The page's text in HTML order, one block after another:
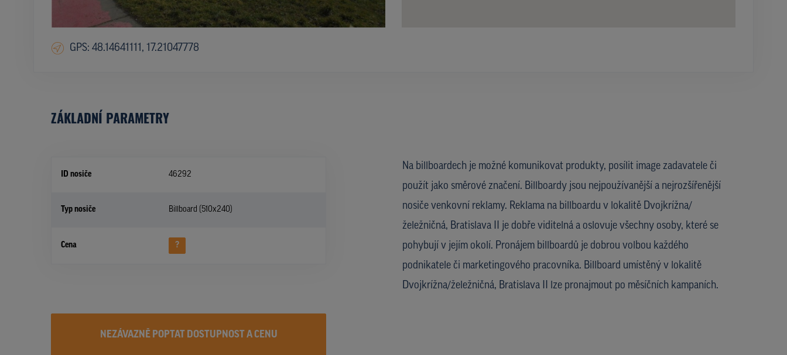
GPS: 48.14641111, 17.21047778
ZÁKLADNÍ PARAMETRY
ID nosiče 46292
Typ nosiče Billboard (510x240)
Cena ?
Na billboardech je možné komunikovat produkty, posílit image zadavatele či
použít jako směrové značení. Billboardy jsou nejpoužívanější a nejrozšířenější
nosiče venkovní reklamy. Reklama na billboardu v lokalitě Dvojkrížna/
želežničná, Bratislava II je dobře viditelná a oslovuje všechny osoby, které se
pohybují v jejím okolí. Pronájem billboardů je dobrou volbou každého
podnikatele či marketingového pracovníka. Billboard umístěný v lokalitě
Dvojkrížna/želežničná, Bratislava II lze pronajmout po měsíčních kampaních.
NEZÁVAZNĚ POPTAT DOSTUPNOST A CENU